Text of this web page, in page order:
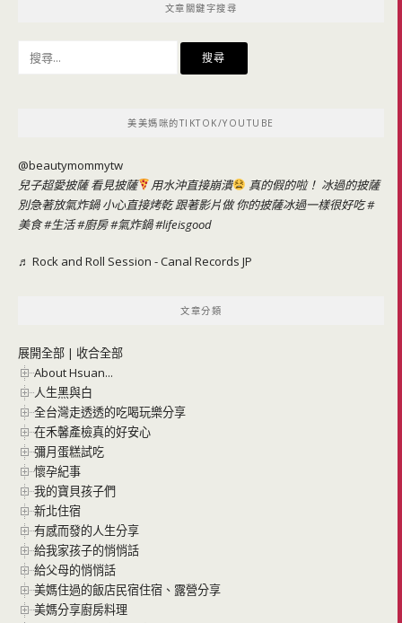
文章關鍵字搜尋
美美媽咪的TIKTOK/YOUTUBE
@beautymommytw
兒子超愛披薩 看見披薩
用水沖直接崩潰
真的假的啦！ 冰過的披薩
別急著放氣炸鍋 小心直接烤乾 跟著影片做 你的披薩冰過一樣很好吃#
美食#生活#廚房#氣炸鍋#lifeisgood
♬ Rock and Roll Session - Canal Records JP
文章分類
展開全部 | 收合全部
About Hsuan...
人生黑與白
全台灣走透透的吃喝玩樂分享
在禾馨產檢真的好安心
彌月蛋糕試吃
懷孕紀事
我的寶貝孩子們
新北住宿
有感而發的人生分享
給我家孩子的悄悄話
給父母的悄悄話
美媽住過的飯店民宿住宿、露營分享
美媽分享廚房料理